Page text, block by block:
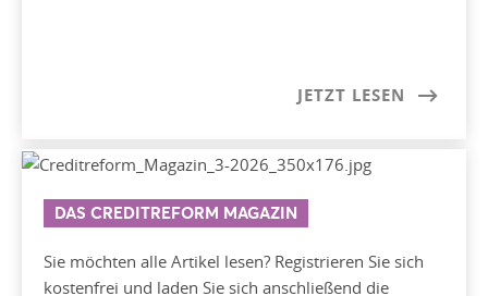
JETZT LESEN
DAS CREDITREFORM MAGAZIN
Sie möchten alle Artikel lesen? Registrieren Sie sich
kostenfrei und laden Sie sich anschließend die